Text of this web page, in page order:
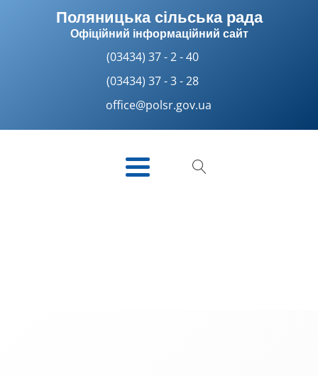
Поляницька сільська рада
Офіційний інформаційний сайт
(03434) 37 - 2 - 40
(03434) 37 - 3 - 28
office@polsr.gov.ua